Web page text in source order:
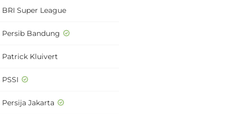
BRI Super League
Persib Bandung
Patrick Kluivert
PSSI
Persija Jakarta